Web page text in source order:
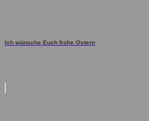
Ich wünsche Euch frohe Ostern